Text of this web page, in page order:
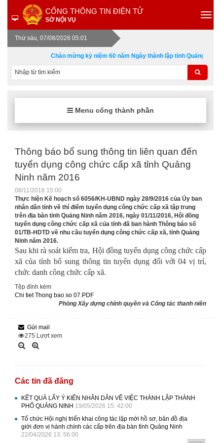
CỔNG THÔNG TIN ĐIỆN TỬ
SỞ NỘI VỤ
Thứ sáu, 07/08/2026 05:01
Chào mừng kỷ niệm 60 năm Ngày thành lập tỉnh Quảng Ninh
Menu cổng thành phần
Thông báo bổ sung thông tin liên quan đến
tuyển dụng công chức cấp xã tỉnh Quảng
Ninh năm 2016
08/11/2016 15:00
Thực hiện Kế hoạch số 6056/KH-UBND ngày 28/9/2016 của Ủy ban
nhân dân tỉnh về thí điểm tuyển dụng công chức cấp xã tập trung
trên địa bàn tỉnh Quảng Ninh năm 2016, ngày 01/11/2016, Hội đồng
tuyển dụng công chức cấp xã của tỉnh đã ban hành Thông báo số
01/TB-HDTD về nhu cầu tuyển dụng công chức cấp xã, tỉnh Quảng
Ninh năm 2016.
Sau khi rà soát kiểm tra, Hội đồng tuyển dụng công chức cấp
xã của tỉnh bổ sung thông tin tuyển dụng đối với 04 vị trí,
chức danh công chức cấp xã.
Tệp đính kèm
Chi tiet Thong bao so 07.PDF
Phòng Xây dựng chính quyền và Công tác thanh niên
Gửi mail
275 Lượt xem
Các tin đã đăng
KẾT QUẢ LẤY Ý KIẾN NHÂN DÂN VỀ VIỆC THÀNH LẬP THÀNH
PHỐ QUẢNG NINH 19/05/2026 15: 42:00
Tổ chức Hội nghị triển khai công tác lập mới hồ sơ, bản đồ địa
giới đơn vị hành chính các cấp trên địa bàn tỉnh Quảng Ninh
22/04/2026 13: 56:00